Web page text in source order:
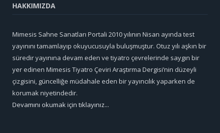
HAKKIMIZDA
Mimesis Sahne Sanatları Portali 2010 yılının Nisan ayında test
yayınını tamamlayıp okuyucusuyla buluşmuştur. Otuz yılı aşkın bir
süredir yayınına devam eden ve tiyatro çevrelerinde saygın bir
yer edinen Mimesis Tiyatro Çeviri Araştırma Dergisi’nin düzeyli
çizgisini, güncelliğe müdahale eden bir yayıncılık yaparken de
korumak niyetindedir.
Devamını okumak için tıklayınız...